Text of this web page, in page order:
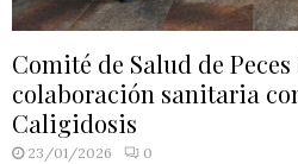
Comité de Salud de
colaboración sanitaria
Caligidosis
23/01/2026 0